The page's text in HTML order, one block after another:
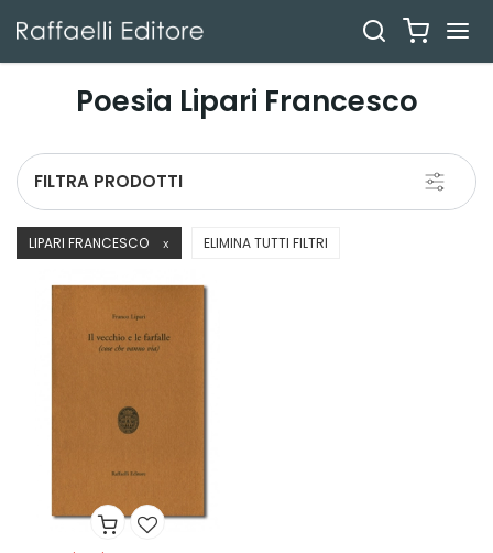
Poesia Lipari Francesco
Toggle
FILTRA PRODOTTI
LIPARI FRANCESCO X ELIMINA TUTTI FILTRI